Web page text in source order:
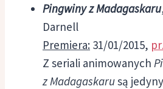
Pingwiny z Madagaskaru
Darnell
Premiera: 31/01/2015,
Z seriali animowanych
z Madagaskarusą